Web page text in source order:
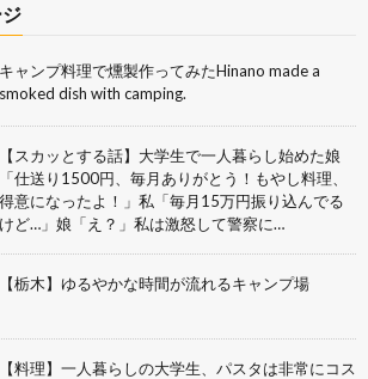
キャンプ料理で燻製作ってみたHinano made a
smoked dish with camping.
【スカッとする話】大学生で一人暮らし始めた娘
「仕送り1500円、毎月ありがとう！もやし料理、
得意になったよ！」私「毎月15万円振り込んでる
けど…」娘「え？」私は激怒して警察に…
【栃木】ゆるやかな時間が流れるキャンプ場
【料理】一人暮らしの大学生、パスタは非常にコス